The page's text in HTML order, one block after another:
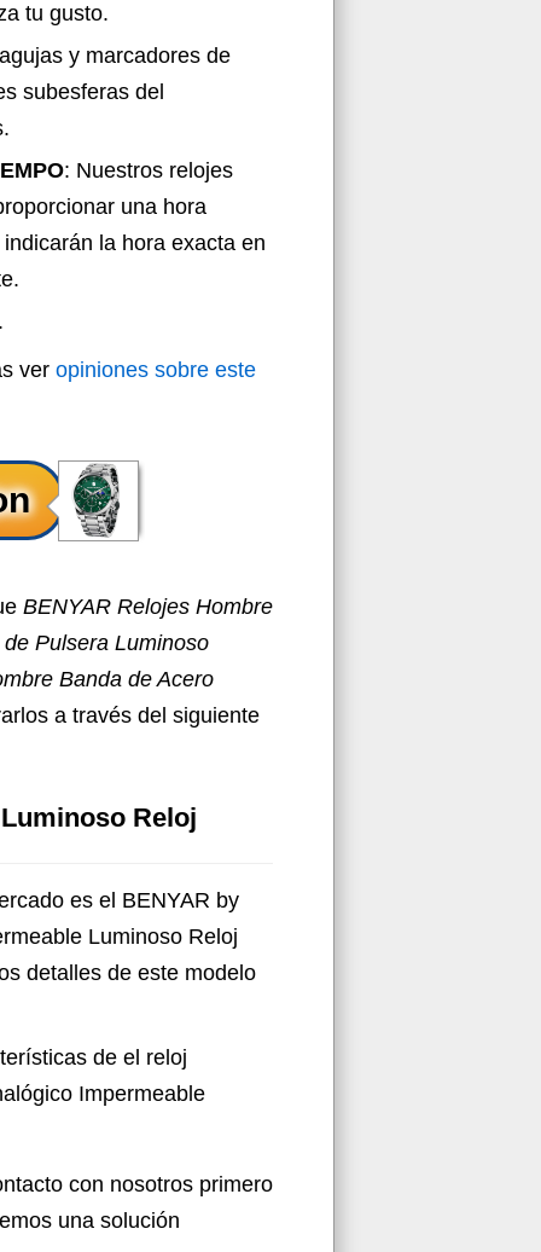
tu gusto.
y marcadores de
subesferas del
: Nuestros relojes
una hora
la hora exacta en
ver opiniones sobre este
BENYAR Relojes Hombre
Pulsera Luminoso
Banda de Acero
a través del siguiente
Reloj
es el BENYAR by
Luminoso Reloj
detalles de este modelo
de el reloj
Impermeable
con nosotros primero
una solución